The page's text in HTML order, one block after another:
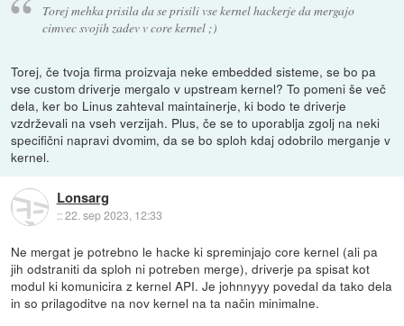
Torej mehka prisila da se prisili vse kernel hackerje da mergajo
cimvec svojih zadev v core kernel ;)
Torej, če tvoja firma proizvaja neke embedded sisteme, se bo pa
vse custom driverje mergalo v upstream kernel? To pomeni še več
dela, ker bo Linus zahteval maintainerje, ki bodo te driverje
vzdrževali na vseh verzijah. Plus, če se to uporablja zgolj na neki
specifični napravi dvomim, da se bo sploh kdaj odobrilo merganje v
kernel.
Lonsarg
::22. sep 2023, 12:33
Ne mergat je potrebno le hacke ki spreminjajo core kernel (ali pa
jih odstraniti da sploh ni potreben merge), driverje pa spisat kot
modul ki komunicira z kernel API. Je johnnyyy povedal da tako dela
in so prilagoditve na nov kernel na ta način minimalne.